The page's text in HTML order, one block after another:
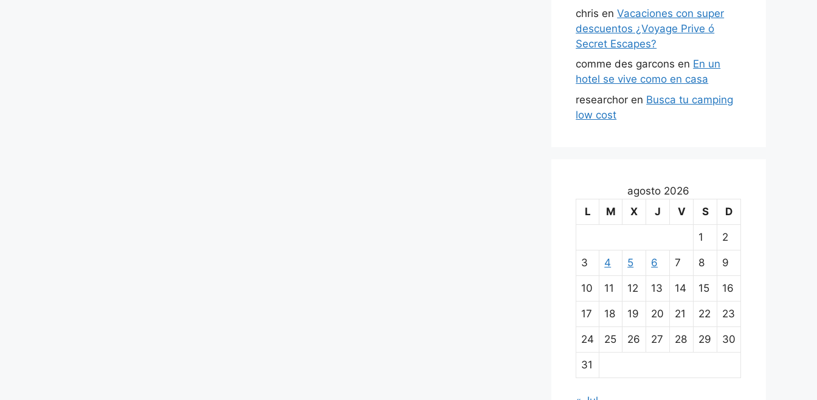
chris enVacaciones con super
descuentos ¿Voyage Prive ó
Secret Escapes?
comme des garcons en En un
hotel se vive como en casa
researchor en Busca tu camping
low cost
agosto 2026
L
M X J V S D
1 2
3 4 5 6 7 8 9
10 11 12 13 14 15 16
17 18 19 20 21 22 23
24 25 26 27 28 29 30
31